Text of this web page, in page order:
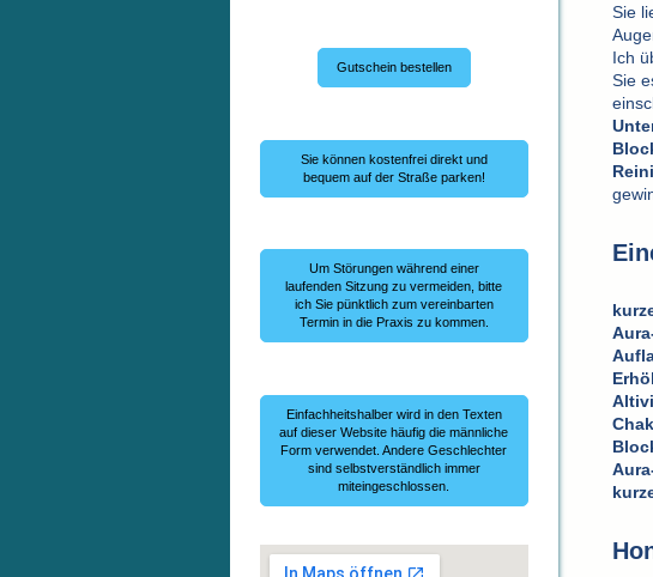
Sie
Ich
Sie
Gutschein bestellen
Sie können kostenfrei direkt und
bequem auf der Straße parken!
Um Störungen während einer
laufenden Sitzung zu vermeiden, bitte
ich Sie pünktlich zum vereinbarten
Termin in die Praxis zu kommen.
Einfachheitshalber wird in den Texten
auf dieser Website häufig die männliche
Form verwendet. Andere Geschlechter
sind selbstverständlich immer
miteingeschlossen.